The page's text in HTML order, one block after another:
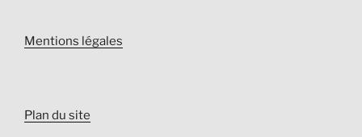
Mentions légales
Plan du site